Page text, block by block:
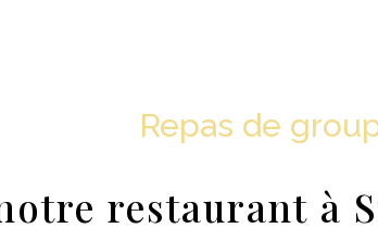
Repas de
restaurant à